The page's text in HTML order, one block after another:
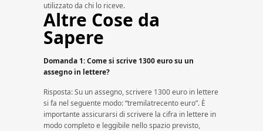
utilizzato da chi lo riceve.
Altre Cose da
Sapere
Domanda 1: Come si scrive 1300 euro su un
assegno in lettere?
Risposta: Su un assegno, scrivere 1300 euro in lettere
si fa nel seguente modo: “tremilatrecento euro”. È
importante assicurarsi di scrivere la cifra in lettere in
modo completo e leggibile nello spazio previsto,